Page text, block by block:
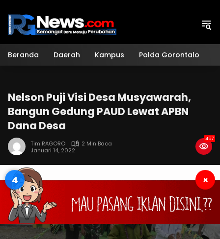
konten
Beranda Daerah Kampus Polda Gorontalo
Nelson Puji Visi Desa Musyawarah,
Bangun Gedung PAUD Lewat APBN
Dana Desa
Tim RAGORO
2 Min Baca
Januari 14, 2022
457
3 ×